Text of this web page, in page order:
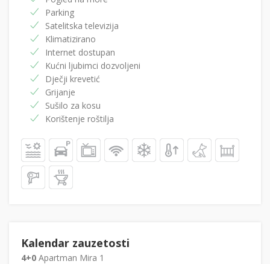
Parking
Satelitska televizija
Klimatizirano
Internet dostupan
Kućni ljubimci dozvoljeni
Dječji krevetić
Grijanje
Sušilo za kosu
Korištenje roštilja
Kalendar zauzetosti
4+0 Apartman Mira 1